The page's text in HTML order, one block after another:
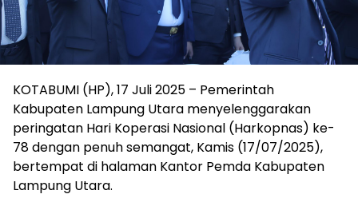
KOTABUMI (HP), 17 Juli 2025 – Pemerintah
Kabupaten Lampung Utara menyelenggarakan
peringatan Hari Koperasi Nasional (Harkopnas) ke-
78 dengan penuh semangat, Kamis (17/07/2025),
bertempat di halaman Kantor Pemda Kabupaten
Lampung Utara.